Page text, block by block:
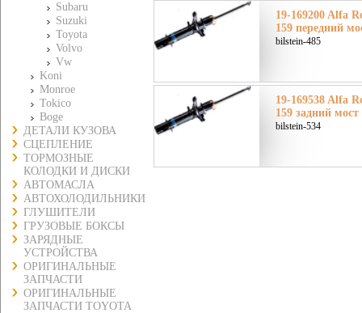
Subaru
Suzuki
Toyota
Volvo
Vw
Koni
Monroe
Tokico
Boge
ДЕТАЛИ КУЗОВА
СЦЕПЛЕНИЕ
ТОРМОЗНЫЕ
КОЛОДКИ И ДИСКИ
АВТОМАСЛА
АВТОХОЛОДИЛЬНИКИ
ГЛУШИТЕЛИ
ГРУЗОВЫЕ БОКСЫ
ЗАРЯДНЫЕ
УСТРОЙСТВА
ОРИГИНАЛЬНЫЕ
ЗАПЧАСТИ
ОРИГИНАЛЬНЫЕ
ЗАПЧАСТИ TOYOTA
19-169200 Alfa
159 передний
bilstein-485
19-169538 Alfa
159 задний мост
bilstein-534